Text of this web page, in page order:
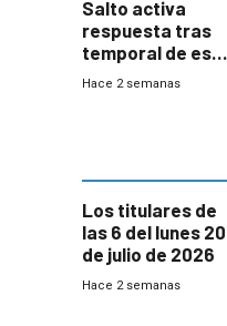
Salto activa
respuesta tras
temporal de este
sábado con
Hace 2 semanas
Los titulares de
las 6 del lunes 20
de julio de 2026
Hace 2 semanas